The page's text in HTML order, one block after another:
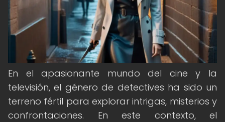
En el apasionante mundo del cine y la
televisión, el género de detectives ha sido un
terreno fértil para explorar intrigas, misterios y
confrontaciones. En este contexto, el